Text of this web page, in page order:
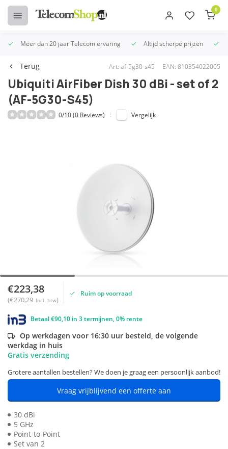
0
Meer dan 20 jaar Telecom ervaring Altijd scherpe prijzen
Terug Art: af-5g30-s45 EAN: 810354022005
Ubiquiti AirFiber Dish 30 dBi - set of 2
(AF-5G30-S45)
0/10 (0 Reviews) Vergelijk
€223,38
(€270,29 Incl. btw)
Ruim op voorraad
Betaal €90,10 in 3 termijnen, 0% rente
Op werkdagen voor 16:30 uur besteld, de volgende
werkdag in huis
Gratis verzending
Grotere aantallen bestellen? We doen je graag een persoonlijk aanbod!
Vraag vrijblijvend een offerte aan
30 dBi
5 GHz
Point-to-Point
Set van 2